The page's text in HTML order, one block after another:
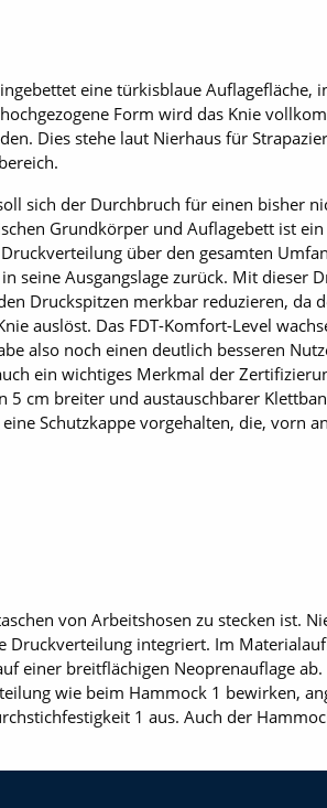
eine türkisblaue Auflagefläche,
Form wird das Knie
Dies stehe laut Nierhaus für
sich der Durchbruch für einen bisher
Grundkörper und Auflagebett ist
über den gesamten
seine Ausgangslage zurück. Mit dieser
Druckspitzen merkbar reduzieren, da
auslöst. Das FDT-Komfort-Level
also noch einen deutlich besseren
ein wichtiges Merkmal der
5 cm breiter und austauschbarer
Schutzkappe vorgehalten, die, vorn
von Arbeitshosen zu stecken ist.
integriert. Im
einer breitflächigen Neoprenauflage
wie beim Hammock 1 bewirken,
1 aus. Auch der